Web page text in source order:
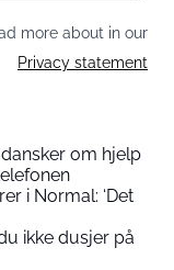
more about in our
Privacy statement
om hjelp
i Normal: ‘Det
ikke dusjer på